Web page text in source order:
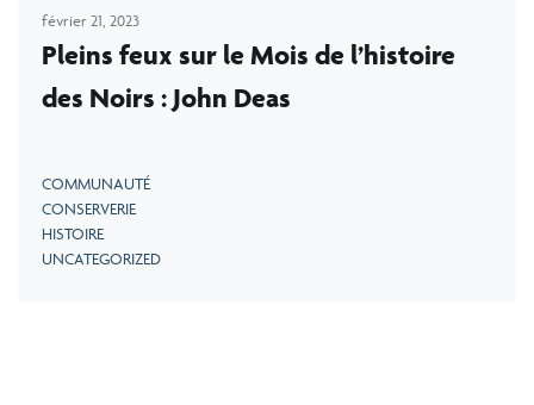
février 21, 2023
Pleins feux sur le Mois de l’histoire
des Noirs : John Deas
COMMUNAUTÉ
CONSERVERIE
HISTOIRE
UNCATEGORIZED